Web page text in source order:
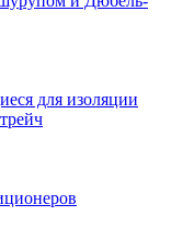
для изоляции